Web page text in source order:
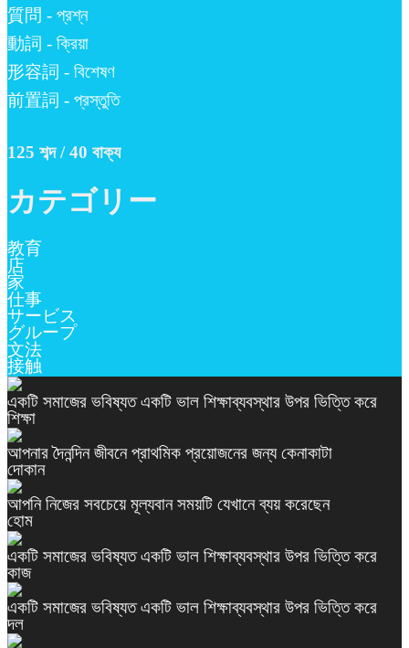
質問 - প্রশ্ন
動詞 - ক্রিয়া
形容詞 - বিশেষণ
前置詞 - প্রস্তুতি
125 শব্দ / 40 বাক্য
カテゴリー
教育
店
家
仕事
サービス
グループ
文法
接触
একটি সমাজের ভবিষ্যত একটি ভাল শিক্ষাব্যবস্থার উপর ভিত্তি করে
শিক্ষা
আপনার দৈনন্দিন জীবনে প্রাথমিক প্রয়োজনের জন্য কেনাকাটা
দোকান
আপনি নিজের সবচেয়ে মূল্যবান সময়টি যেখানে ব্যয় করেছেন
হোম
একটি সমাজের ভবিষ্যত একটি ভাল শিক্ষাব্যবস্থার উপর ভিত্তি করে
কাজ
একটি সমাজের ভবিষ্যত একটি ভাল শিক্ষাব্যবস্থার উপর ভিত্তি করে
দল